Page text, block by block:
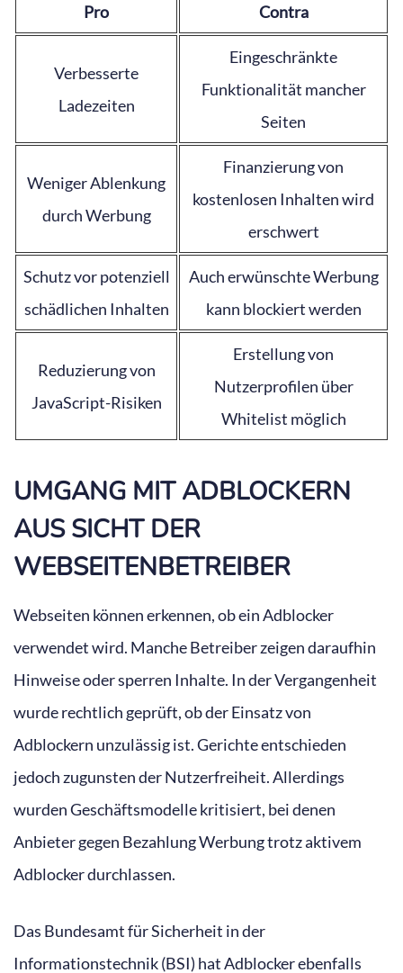
Pro Contra
Verbesserte
Ladezeiten
Eingeschränkte
Funktionalität mancher
Seiten
Weniger Ablenkung
durch Werbung
Finanzierung von
kostenlosen Inhalten wird
erschwert
Schutz vor potenziell
schädlichen Inhalten
Auch erwünschte Werbung
kann blockiert werden
Reduzierung von
JavaScript-Risiken
Erstellung von
Nutzerprofilen über
Whitelist möglich
UMGANG MIT ADBLOCKERN
AUS SICHT DER
WEBSEITENBETREIBER
Webseiten können erkennen, ob ein Adblocker
verwendet wird. Manche Betreiber zeigen daraufhin
Hinweise oder sperren Inhalte. In der Vergangenheit
wurde rechtlich geprüft, ob der Einsatz von
Adblockern unzulässig ist. Gerichte entschieden
jedoch zugunsten der Nutzerfreiheit. Allerdings
wurden Geschäftsmodelle kritisiert, bei denen
Anbieter gegen Bezahlung Werbung trotz aktivem
Adblocker durchlassen.
Das Bundesamt für Sicherheit in der
Informationstechnik (BSI) hat Adblocker ebenfalls